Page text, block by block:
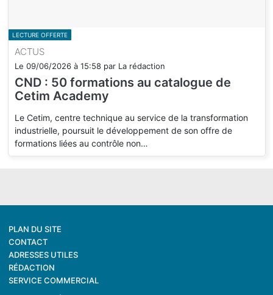
LECTURE OFFERTE
ACTUS
Le 09/06/2026 à 15:58 par La rédaction
CND : 50 formations au catalogue de
Cetim Academy
Le Cetim, centre technique au service de la transformation
industrielle, poursuit le développement de son offre de
formations liées au contrôle non…
PLAN DU SITE
CONTACT
ADRESSES UTILES
RÉDACTION
SERVICE COMMERCIAL